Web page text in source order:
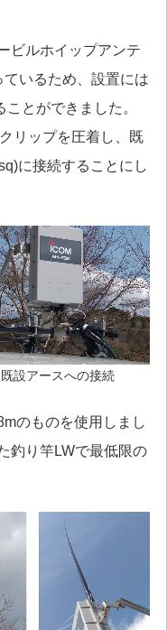
ビルホイップアンテ
いるため、設置には
とができました。
リップを圧着し、既
に接続することにし
既設アースへの接続
のものを使用しまし
釣り竿LWで最低限の